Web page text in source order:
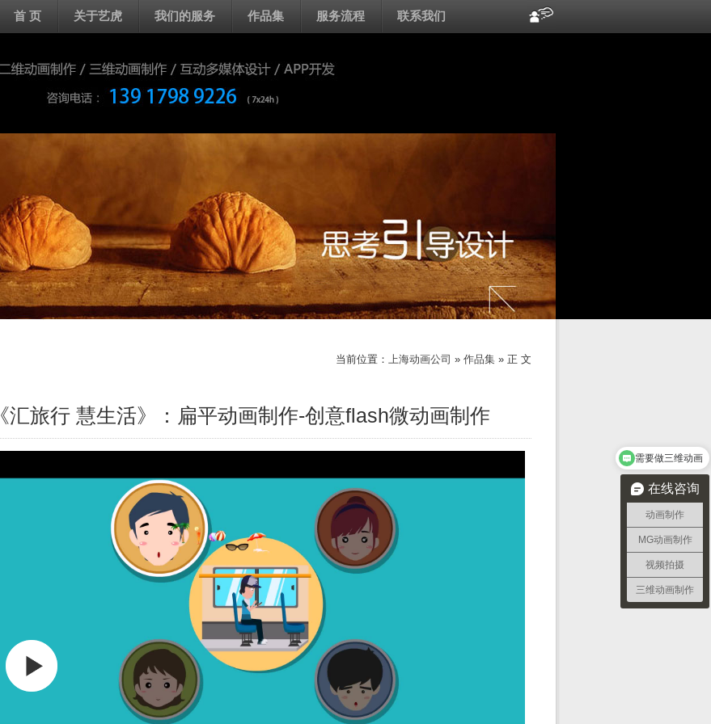
首 页 关于艺虎 我们的服务 作品集 服务流程 联系我们
当前位置： 上海动画公司 » 作品集 » 正 文
《汇旅行 慧生活》：扁平动画制作-创意flash微动画制作
在线咨询
动画制作
MG动画制作
视频拍摄
三维动画制作
需要做三维动画
三维动画的制作流程